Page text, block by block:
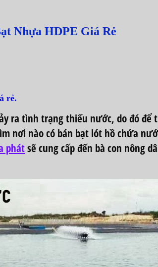
Nhựa HDPE Giá Rẻ
rẻ.
ra tình trạng thiếu nước, do đó
nơi nào có bán bạt lót hồ chứa
phátsẽ cung cấp đến bà con nông